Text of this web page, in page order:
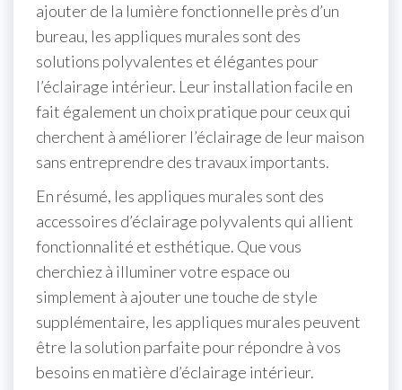
ajouter de la lumière fonctionnelle près d’un
bureau, les appliques murales sont des
solutions polyvalentes et élégantes pour
l’éclairage intérieur. Leur installation facile en
fait également un choix pratique pour ceux qui
cherchent à améliorer l’éclairage de leur maison
sans entreprendre des travaux importants.
En résumé, les appliques murales sont des
accessoires d’éclairage polyvalents qui allient
fonctionnalité et esthétique. Que vous
cherchiez à illuminer votre espace ou
simplement à ajouter une touche de style
supplémentaire, les appliques murales peuvent
être la solution parfaite pour répondre à vos
besoins en matière d’éclairage intérieur.